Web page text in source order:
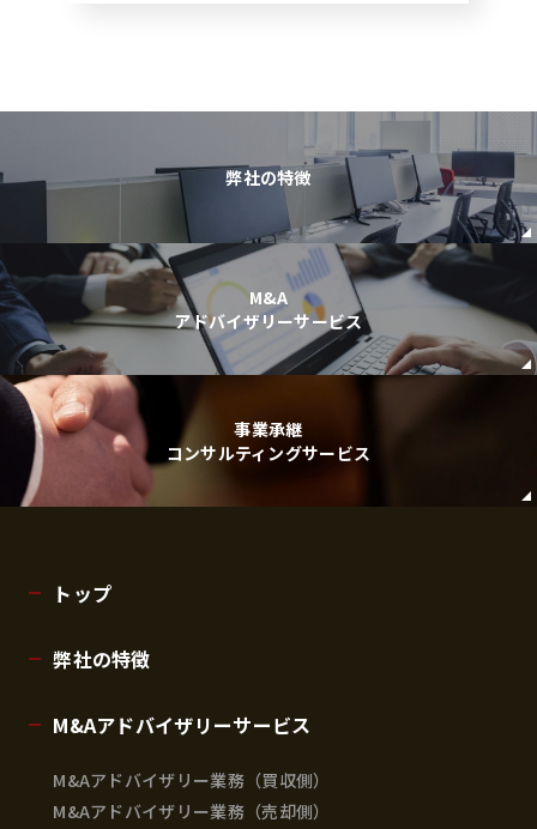
弊社の特徴
M&A
アドバイザリーサービス
事業承継
コンサルティングサービス
トップ
弊社の特徴
M&Aアドバイザリーサービス
M&Aアドバイザリー業務（買収側）
M&Aアドバイザリー業務（売却側）